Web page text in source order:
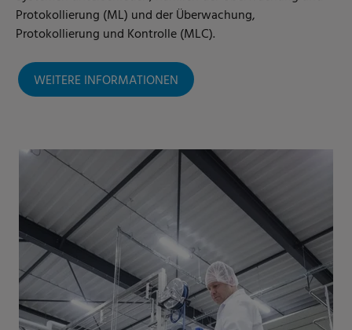
Protokollierung (ML) und der Überwachung,
Protokollierung und Kontrolle (MLC).
WEITERE INFORMATIONEN